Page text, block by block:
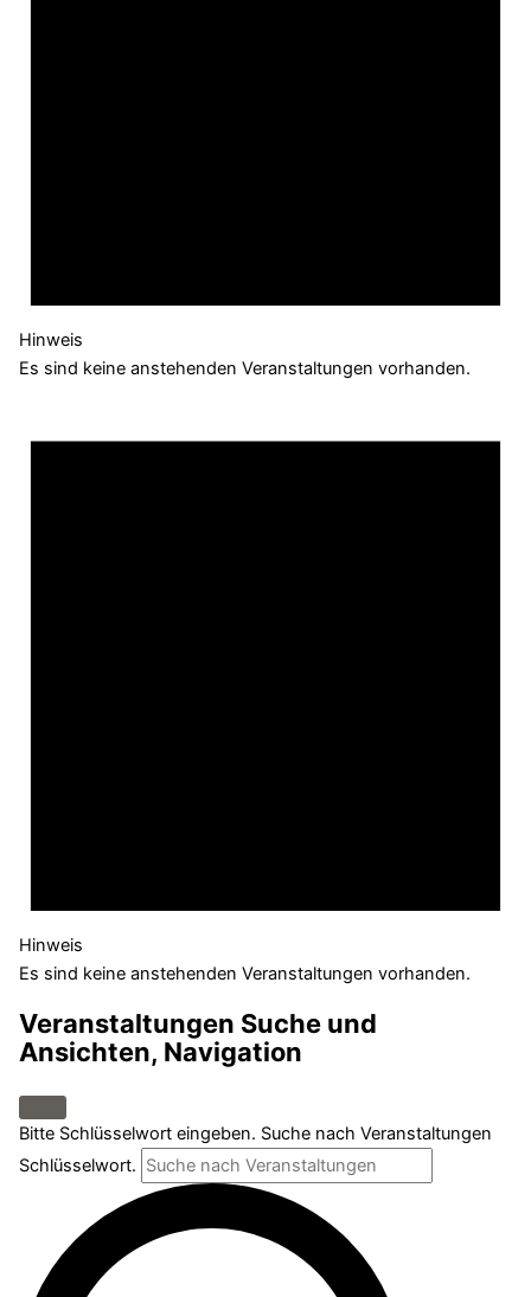
Hinweis
Es sind keine anstehenden Veranstaltungen vorhanden.
Hinweis
Es sind keine anstehenden Veranstaltungen vorhanden.
Veranstaltungen Suche und
Ansichten, Navigation
Bitte Schlüsselwort eingeben. Suche nach Veranstaltungen
Schlüsselwort.